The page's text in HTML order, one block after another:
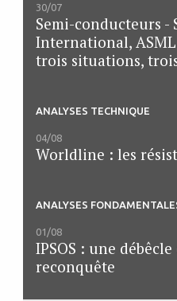
30/07
Semi-conducteurs -
International,
trois situations,
ANALYSES TECHNIQUE
04/08
Worldline : les
ANALYSES
01/08
IPSOS : une
reconquête